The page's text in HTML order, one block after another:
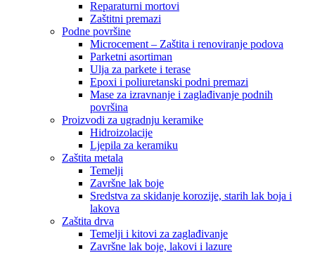
Reparaturni mortovi
Zaštitni premazi
Podne površine
Microcement – Zaštita i renoviranje podova
Parketni asortiman
Ulja za parkete i terase
Epoxi i poliuretanski podni premazi
Mase za izravnanje i zaglađivanje podnih
površina
Proizvodi za ugradnju keramike
Hidroizolacije
Ljepila za keramiku
Zaštita metala
Temelji
Završne lak boje
Sredstva za skidanje korozije, starih lak boja i
lakova
Zaštita drva
Temelji i kitovi za zaglađivanje
Završne lak boje, lakovi i lazure